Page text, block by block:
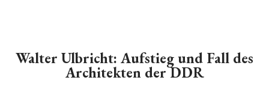
Walter Ulbricht: Aufstieg und Fall des
Architekten der DDR